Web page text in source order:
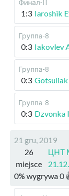
Финал-II
1:3 Iaroshik
Группа-8
0:3 Iakovlev
Группа-8
0:3
Группа-8
0:3 Dzvonka
21 gru, 2019
26
miejsce
ЦНТ
0% wygrywa0